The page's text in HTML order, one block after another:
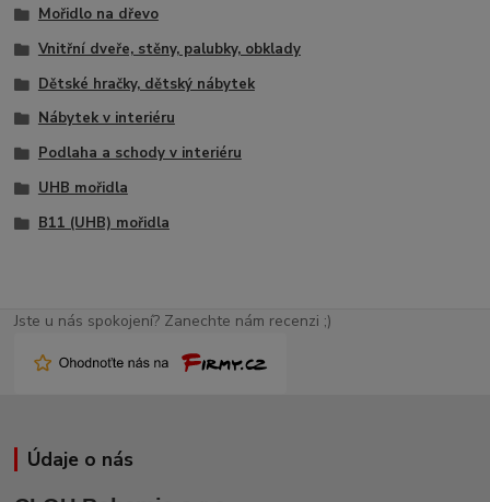
Mořidlo na dřevo
Vnitřní dveře, stěny, palubky, obklady
Dětské hračky, dětský nábytek
Nábytek v interiéru
Podlaha a schody v interiéru
UHB mořidla
B11 (UHB) mořidla
Jste u nás spokojení? Zanechte nám recenzi ;)
Údaje o nás